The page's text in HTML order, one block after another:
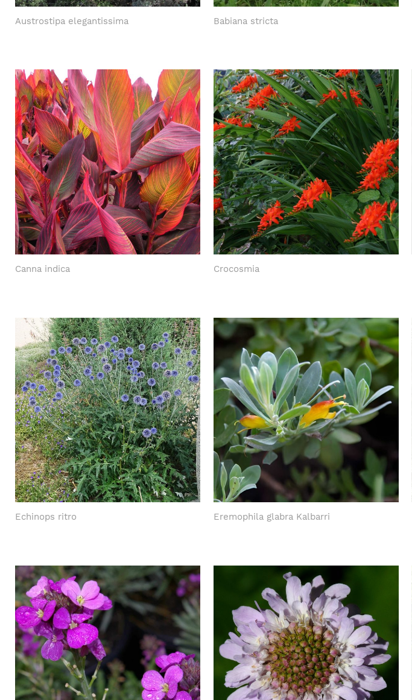
Austrostipa elegantissima Babiana stricta
Canna indica Crocosmia
Echinops ritro Eremophila glabra Kalbarri